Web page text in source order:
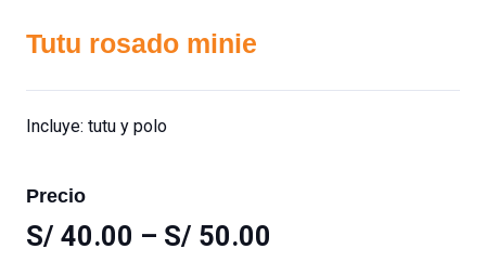
Tutu rosado minie
Incluye: tutu y polo
Precio
S/ 40.00 – S/ 50.00